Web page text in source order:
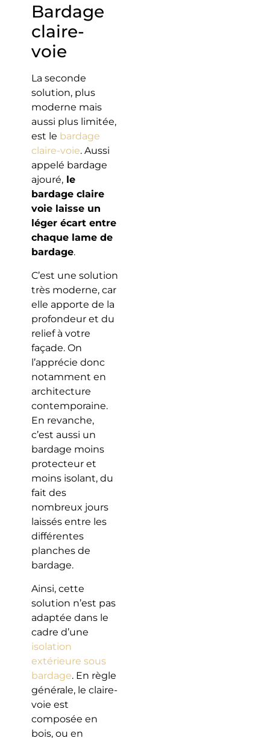
Bardage
claire-
voie
La seconde
solution, plus
moderne mais
aussi plus limitée,
est le bardage
claire-voie. Aussi
appelé bardage
ajouré,le
bardage claire
voie laisse un
léger écart entre
chaque lame de
bardage.
C’est une solution
très moderne, car
elle apporte de la
profondeur et du
relief à votre
façade. On
l’apprécie donc
notamment en
architecture
contemporaine.
En revanche,
c’est aussi un
bardage moins
protecteur et
moins isolant, du
fait des
nombreux jours
laissés entre les
différentes
planches de
bardage.
Ainsi, cette
solution n’est pas
adaptée dans le
cadre d’une
isolation
extérieure sous
bardage. En règle
générale, le claire-
voie est
composée en
bois, ou en